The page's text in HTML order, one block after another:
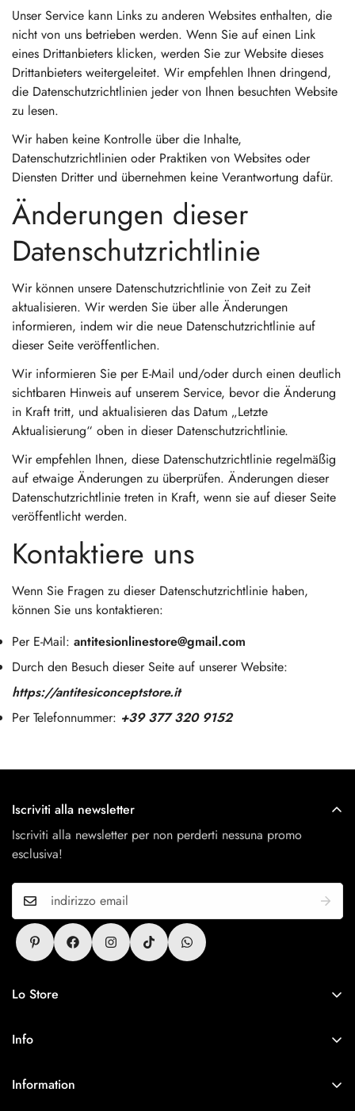
Unser Service kann Links zu anderen Websites enthalten, die
nicht von uns betrieben werden. Wenn Sie auf einen Link
eines Drittanbieters klicken, werden Sie zur Website dieses
Drittanbieters weitergeleitet. Wir empfehlen Ihnen dringend,
die Datenschutzrichtlinien jeder von Ihnen besuchten Website
zu lesen.
Wir haben keine Kontrolle über die Inhalte,
Datenschutzrichtlinien oder Praktiken von Websites oder
Diensten Dritter und übernehmen keine Verantwortung dafür.
Änderungen dieser
Datenschutzrichtlinie
Wir können unsere Datenschutzrichtlinie von Zeit zu Zeit
aktualisieren. Wir werden Sie über alle Änderungen
informieren, indem wir die neue Datenschutzrichtlinie auf
dieser Seite veröffentlichen.
Wir informieren Sie per E-Mail und/oder durch einen deutlich
sichtbaren Hinweis auf unserem Service, bevor die Änderung
in Kraft tritt, und aktualisieren das Datum „Letzte
Aktualisierung“ oben in dieser Datenschutzrichtlinie.
Wir empfehlen Ihnen, diese Datenschutzrichtlinie regelmäßig
auf etwaige Änderungen zu überprüfen. Änderungen dieser
Datenschutzrichtlinie treten in Kraft, wenn sie auf dieser Seite
veröffentlicht werden.
Kontaktiere uns
Wenn Sie Fragen zu dieser Datenschutzrichtlinie haben,
können Sie uns kontaktieren:
Per E-Mail: antitesionlinestore@gmail.com
Durch den Besuch dieser Seite auf unserer Website:
https://antitesiconceptstore.it
Per Telefonnummer: +39 377 320 9152
Lo Store
Via Cerri 25, 54011 Aulla
Info
Rückgaberecht
Information
Iscriviti alla newsletter
Iscriviti alla newsletter per non perderti nessuna promo
esclusiva!